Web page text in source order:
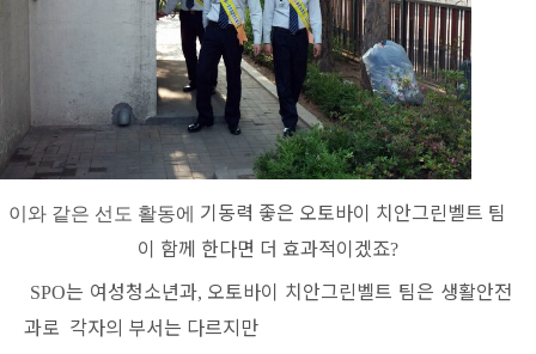
와 같은 선도 활동에 기동력 좋은 오토바이 치안그린벨트 팀
이 함께 한다면 더 효과적이겠죠?
는 여성청소년과, 오토바이 치안그린벨트 팀은 생활안전
과로 각자의 부서는 다르지만